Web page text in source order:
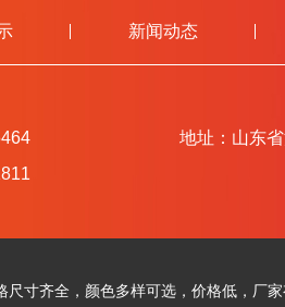
新闻动态
地址：山东
寸齐全，颜色多样可选，价格低，厂